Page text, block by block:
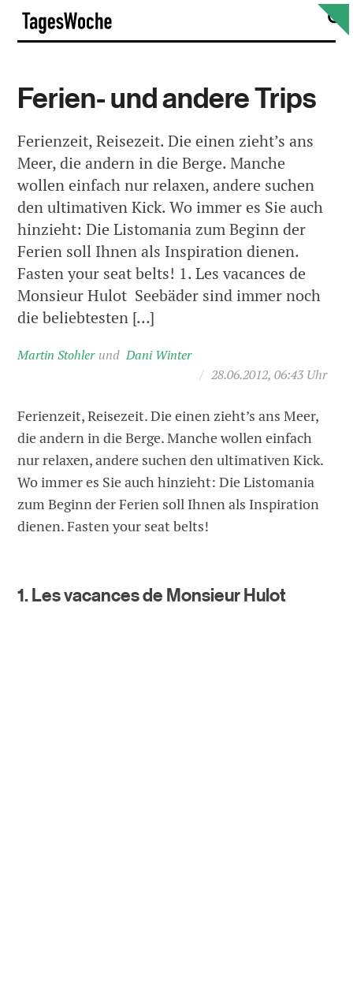
Skip
content
Ferien- und andere Trips
Ferienzeit, Reisezeit. Die einen zieht’s ans
Meer, die andern in die Berge. Manche
wollen einfach nur relaxen, andere suchen
den ultimativen Kick. Wo immer es Sie auch
hinzieht: Die Listomania zum Beginn der
Ferien soll Ihnen als Inspiration dienen.
Fasten your seat belts! 1. Les vacances de
Monsieur Hulot Seebäder sind immer noch
die beliebtesten […]
Martin Stohler
Dani Winter
/ 28.06.2012, 06:43 Uhr
Ferienzeit, Reisezeit. Die einen zieht’s ans Meer,
die andern in die Berge. Manche wollen einfach
nur relaxen, andere suchen den ultimativen Kick.
Wo immer es Sie auch hinzieht: Die Listomania
zum Beginn der Ferien soll Ihnen als Inspiration
dienen. Fasten your seat belts!
1. Les vacances de Monsieur Hulot